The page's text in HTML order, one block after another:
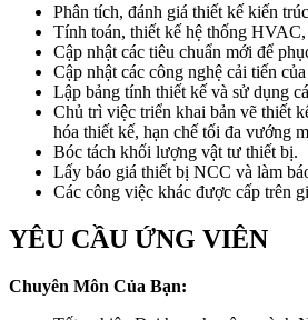
Phân tích, đánh giá thiết kế kiến
Tính toán, thiết kế hệ thống
Cập nhật các tiêu chuẩn mới để
Cập nhật các công nghệ cải tiến
Lập bảng tính thiết kế và sử dụng
Chủ trì việc triển khai bản vẽ thiết
hóa thiết kế, hạn chế tối đa vướng
Bóc tách khối lượng vật tư thiết bị.
Lấy báo giá thiết bị NCC và làm
Các công việc khác được cấp trên
YÊU CẦU ỨNG VIÊN
Chuyên Môn Của Bạn: